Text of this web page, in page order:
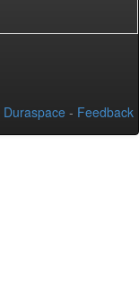
Duraspace - Feedback